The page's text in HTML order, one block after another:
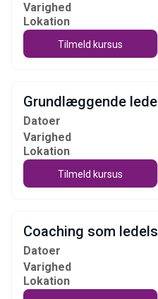
Varighed
Lokation
Tilmeld kursus
Grundlæggende
Datoer
Varighed
Lokation
Tilmeld kursus
Coaching som
Datoer
Varighed
Lokation